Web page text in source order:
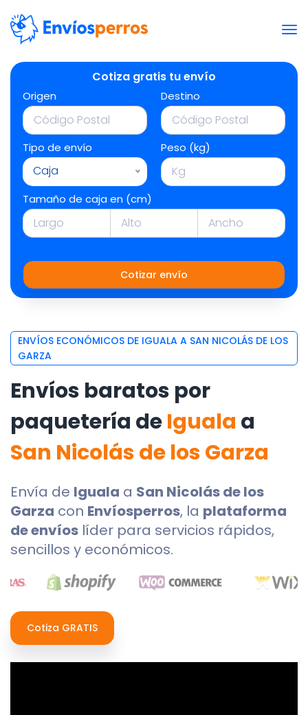
Cotiza gratis tu envío
Origen Destino
Tipo de envío
Caja
Peso (kg)
Tamaño de caja en (cm)
Cotizar envío
ENVÍOS ECONÓMICOS DE IGUALA A SAN NICOLÁS DE LOS
GARZA
Envíos baratos por
paquetería deIguala a
San Nicolás de los Garza
Envía de Iguala a San Nicolás de los
Garza con Envíosperros, la plataforma
de envíos líder para servicios rápidos,
sencillos y económicos.
Cotiza GRATIS